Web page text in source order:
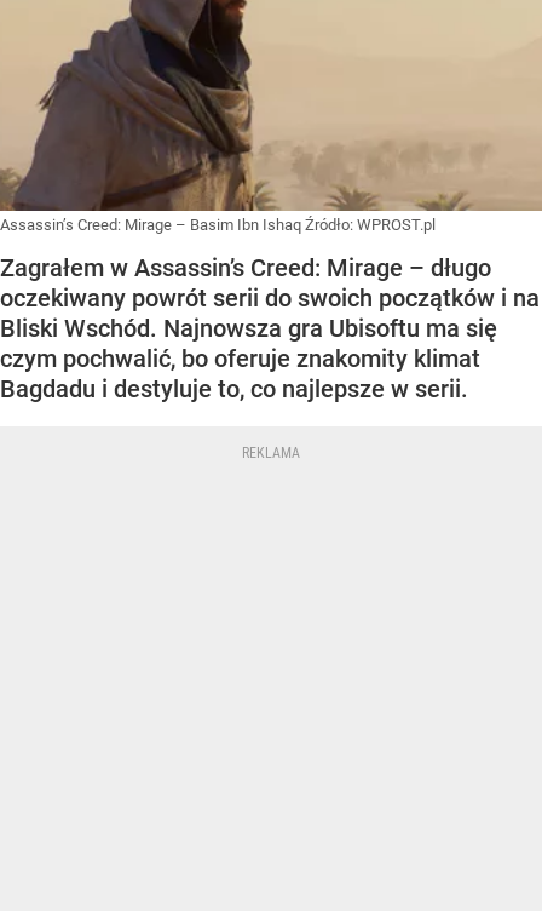
Assassin’s Creed: Mirage – Basim Ibn Ishaq Źródło: WPROST.pl
Zagrałem w Assassin’s Creed: Mirage – długo
oczekiwany powrót serii do swoich początków i na
Bliski Wschód. Najnowsza gra Ubisoftu ma się
czym pochwalić, bo oferuje znakomity klimat
Bagdadu i destyluje to, co najlepsze w serii.